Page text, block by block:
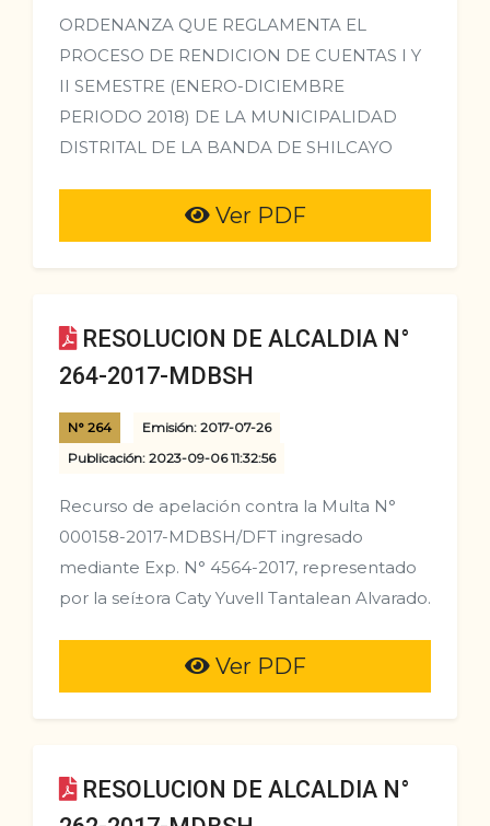
ORDENANZA QUE REGLAMENTA EL
PROCESO DE RENDICION DE CUENTAS I Y
II SEMESTRE (ENERO-DICIEMBRE
PERIODO 2018) DE LA MUNICIPALIDAD
DISTRITAL DE LA BANDA DE SHILCAYO
Ver PDF
RESOLUCION DE ALCALDIA N°
264-2017-MDBSH
N° 264
Emisión: 2017-07-26
Publicación: 2023-09-06 11:32:56
Recurso de apelación contra la Multa N°
000158-2017-MDBSH/DFT ingresado
mediante Exp. N° 4564-2017, representado
por la seí±ora Caty Yuvell Tantalean Alvarado.
Ver PDF
RESOLUCION DE ALCALDIA N°